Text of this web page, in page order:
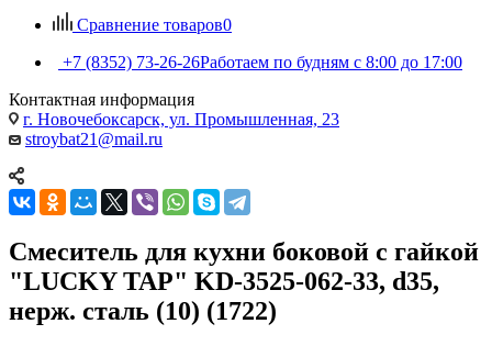
Сравнение товаров0
+7 (8352) 73-26-26Работаем по будням с 8:00 до 17:00
Контактная информация
г. Новочебоксарск, ул. Промышленная, 23
stroybat21@mail.ru
Смеситель для кухни боковой с гайкой
"LUCKY TAP" KD-3525-062-33, d35,
нерж. сталь (10) (1722)